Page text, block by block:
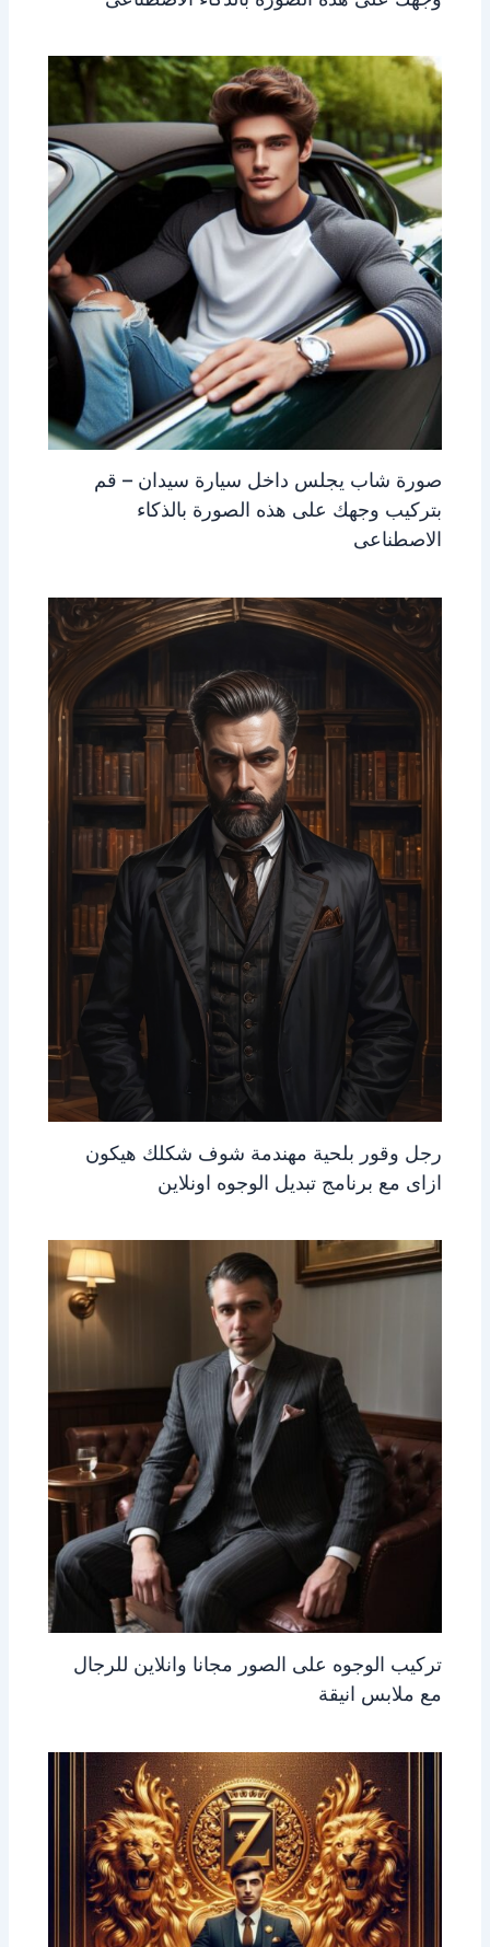
صورة شاب يجلس داخل سيارة سيدان – قم
بتركيب وجهك على هذه الصورة بالذكاء
الاصطناعى
رجل وقور بلحية مهندمة شوف شكلك هيكون
ازاى مع برنامج تبديل الوجوه اونلاين
تركيب الوجوه على الصور مجانا وانلاين للرجال
مع ملابس انيقة